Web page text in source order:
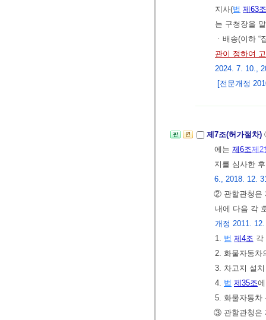
지사(법 제63조
는 구청장을
ㆍ배송(이하
관이 정하여
2024. 7. 10.,
[전문개정
제7조(허가절차)
에는 제6조제2
지를 심사한
6., 2018. 12.
② 관할관청은
내에 다음 각
개정 2011.
1. 법 제4조 각
2. 화물자동차
3. 차고지 설
4. 법 제35조
5. 화물자동차
③ 관할관청은